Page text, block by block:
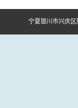
宁夏银川市兴庆